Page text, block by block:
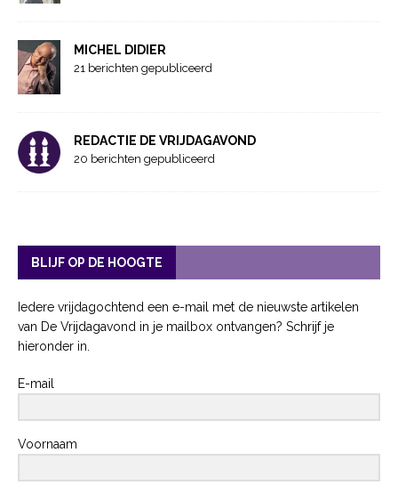
MICHEL DIDIER
21 berichten gepubliceerd
REDACTIE DE VRIJDAGAVOND
20 berichten gepubliceerd
BLIJF OP DE HOOGTE
Iedere vrijdagochtend een e-mail met de nieuwste artikelen
van De Vrijdagavond in je mailbox ontvangen? Schrijf je
hieronder in.
E-mail
Voornaam